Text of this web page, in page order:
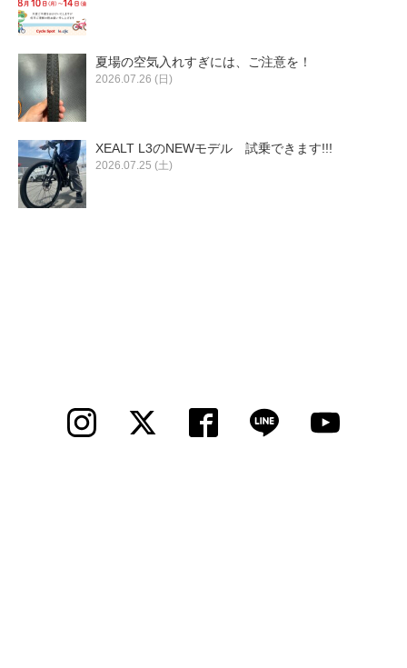
夏場の空気入れすぎには、ご注意を！
2026.07.26 (日)
XEALT L3のNEWモデル 試乗できます!!!
2026.07.25 (土)